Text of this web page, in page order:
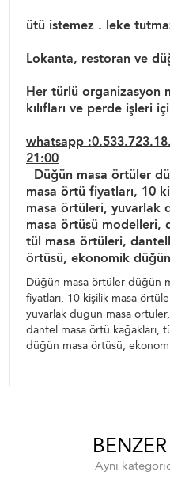
ütü istemez . leke
Lokanta, restoran ve
Her türlü organizasyon
kılıfları ve perde işleri
whatsapp
21:00
Düğün masa örtüler
masa örtü fiyatları, 10
masa örtüleri, yuvarlak
masa örtüsü modelleri,
tül masa örtüleri,
örtüsü, ekonomik
Düğün masa örtüler düğün
fiyatları, 10 kişilik masa
yuvarlak düğün masa
dantel masa örtü kağakları,
düğün masa örtüsü,
Aynı